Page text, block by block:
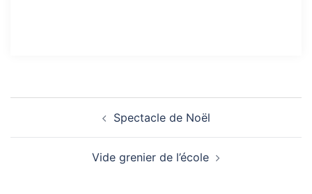
Spectacle de Noël
Vide grenier de l’école